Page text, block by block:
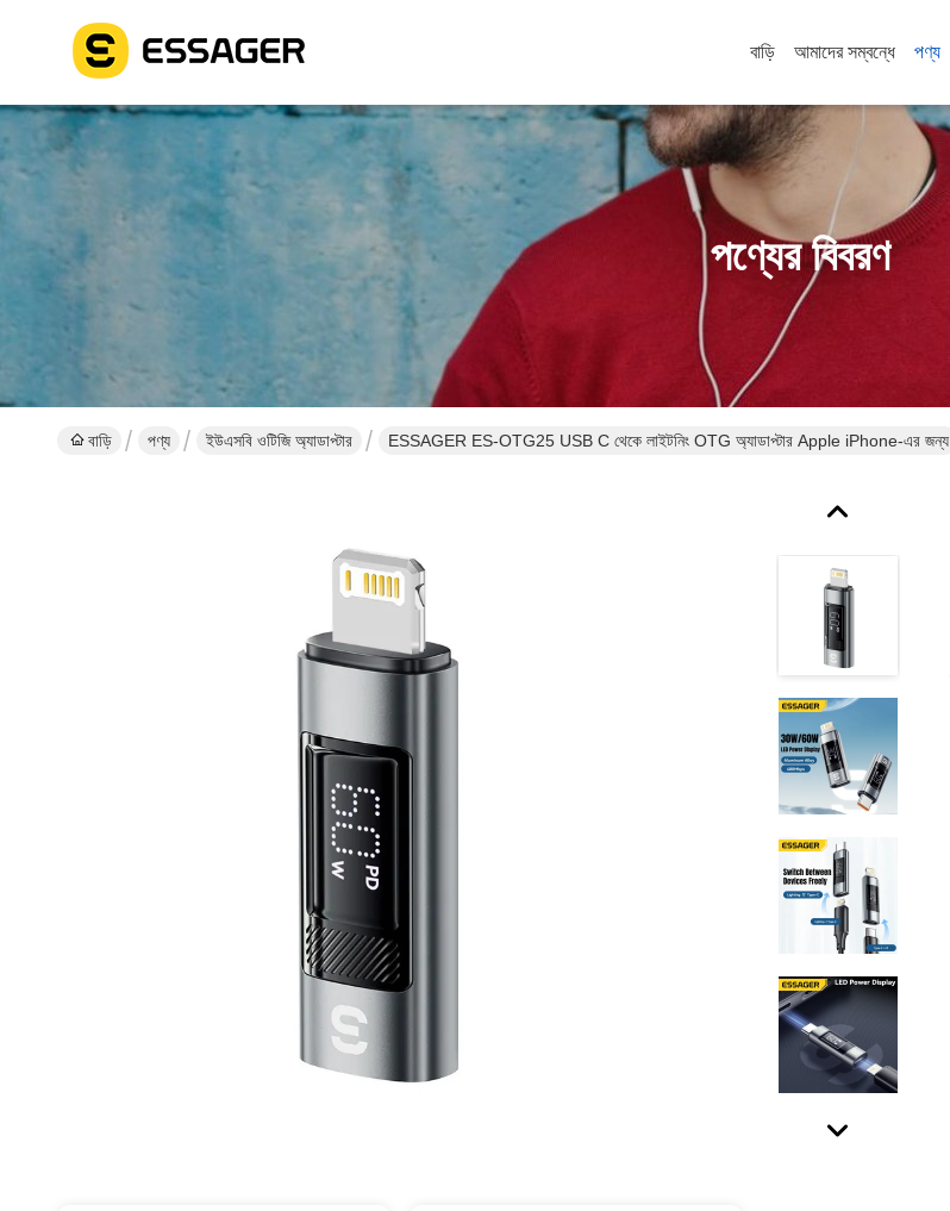
বাড়ি আমাদের সম্বন্ধে পণ্য
পণ্যের বিবরণ
বাড়ি পণ্য ইউএসবি ওটিজি অ্যাডাপ্টার ESSAGER ES-OTG25 USB C থেকে লাইটনিং OTG অ্যাডাপ্টার Apple iPhone-এর জন্য